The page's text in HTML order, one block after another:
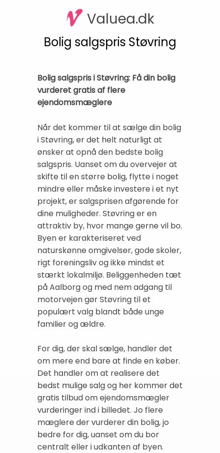
Valuea.dk
Bolig salgspris Støvring
Bolig salgspris i Støvring: Få din bolig
vurderet gratis af flere
ejendomsmæglere
Når det kommer til at sælge din bolig
i Støvring, er det helt naturligt at
ønsker at opnå den bedste bolig
salgspris. Uanset om du overvejer at
skifte til en større bolig, flytte i noget
mindre eller måske investere i et nyt
projekt, er salgsprisen afgørende for
dine muligheder. Støvring er en
attraktiv by, hvor mange gerne vil bo.
Byen er karakteriseret ved
naturskønne omgivelser, gode skoler,
rigt foreningsliv og ikke mindst et
stærkt lokalmiljø. Beliggenheden tæt
på Aalborg og med nem adgang til
motorvejen gør Støvring til et
populært valg blandt både unge
familier og ældre.
For dig, der skal sælge, handler det
om mere end bare at finde en køber.
Det handler om at realisere det
bedst mulige salg og her kommer det
gratis tilbud om ejendomsmægler
vurderinger ind i billedet. Jo flere
mæglere der vurderer din bolig, jo
bedre for dig, uanset om du bor
centralt eller i udkanten af byen.